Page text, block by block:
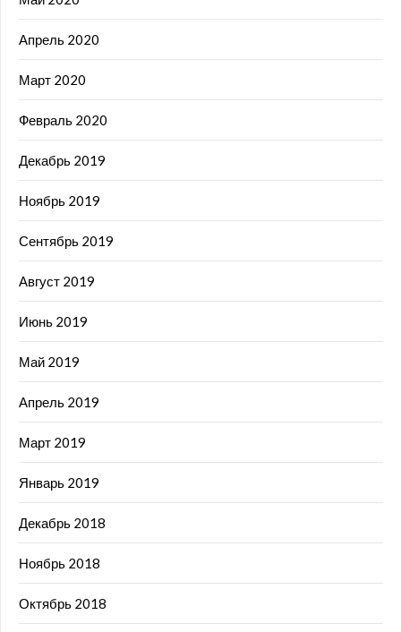
Апрель 2020
Март 2020
Февраль 2020
Декабрь 2019
Ноябрь 2019
Сентябрь 2019
Август 2019
Июнь 2019
Май 2019
Апрель 2019
Март 2019
Январь 2019
Декабрь 2018
Ноябрь 2018
Октябрь 2018